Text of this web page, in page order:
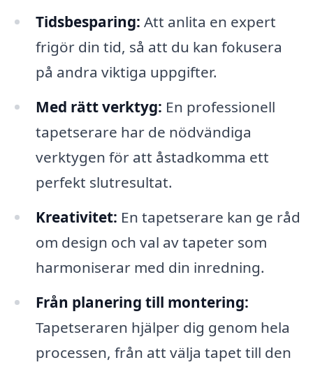
Tidsbesparing: Att anlita en expert
frigör din tid, så att du kan fokusera
på andra viktiga uppgifter.
Med rätt verktyg: En professionell
tapetserare har de nödvändiga
verktygen för att åstadkomma ett
perfekt slutresultat.
Kreativitet: En tapetserare kan ge råd
om design och val av tapeter som
harmoniserar med din inredning.
Från planering till montering:
Tapetseraren hjälper dig genom hela
processen, från att välja tapet till den